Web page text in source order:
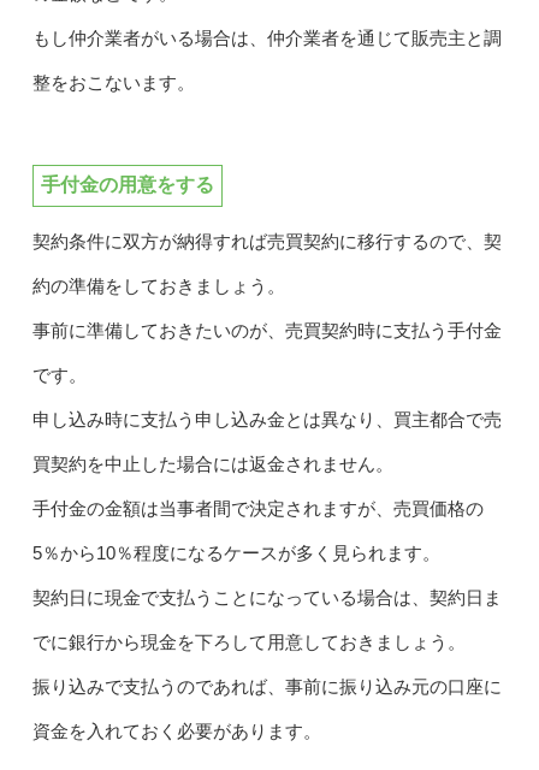
もし仲介業者がいる場合は、仲介業者を通じて販売主と調
整をおこないます。
手付金の用意をする
契約条件に双方が納得すれば売買契約に移行するので、契
約の準備をしておきましょう。
事前に準備しておきたいのが、売買契約時に支払う手付金
です。
申し込み時に支払う申し込み金とは異なり、買主都合で売
買契約を中止した場合には返金されません。
手付金の金額は当事者間で決定されますが、売買価格の
5％から10％程度になるケースが多く見られます。
契約日に現金で支払うことになっている場合は、契約日ま
でに銀行から現金を下ろして用意しておきましょう。
振り込みで支払うのであれば、事前に振り込み元の口座に
資金を入れておく必要があります。